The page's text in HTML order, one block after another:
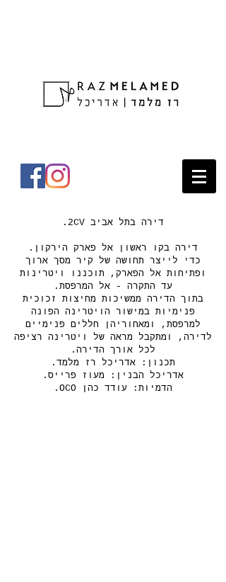
דירה בתל אביב 2CV.
דירה בקו ראשון אל פארק הירקון.
כדי לייצר תחושה של קיר מסך ארוך
ופתיחות אל הפארק, תוכננו ויטרינות
עד התקרה - אל המרפסת.
בתוך הדירה ממשיכות מחיצות זכוכית
פנימיות במישור הויטרינה הפונה
למרפסת, ומאחוריהן חללים פנימיים
לדירה, ומתקבל מראה של ויטרינה רציפה
לכל אורך הדירה.
תכנון: אדריכל רז מלמד.
אדריכל הבנין: מעוז פרייס.
הדמיות: עודד כהן OCO.